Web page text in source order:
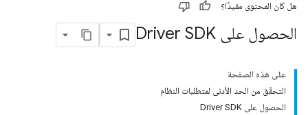
هل كان المحتوى مفيدًا؟
الحصول على Driver SDK
على هذه الصفحة
التحقّق من الحد الأدنى لمتطلبات النظام
الحصول على Driver SDK